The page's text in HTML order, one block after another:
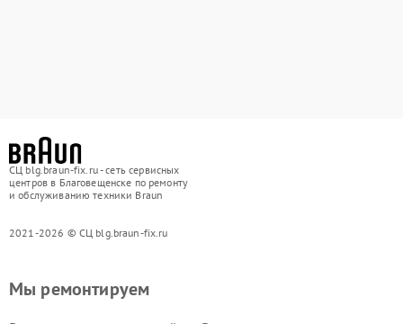
СЦ blg.braun-fix.ru - сеть сервисных
центров в Благовещенске по ремонту
и обслуживанию техники Braun
2021-2026 © СЦ blg.braun-fix.ru
Мы ремонтируем